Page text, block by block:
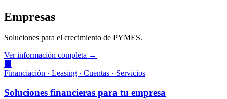
Empresas
Soluciones para el crecimiento de PYMES.
Ver información completa →
🏢
Financiación · Leasing · Cuentas · Servicios
Soluciones financieras para tu empresa